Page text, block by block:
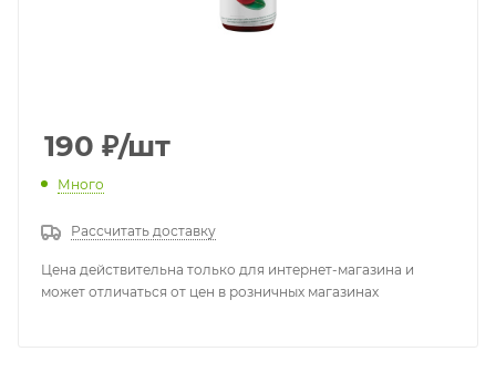
190 ₽/шт
Много
Рассчитать доставку
Цена действительна только для интернет-магазина и
может отличаться от цен в розничных магазинах